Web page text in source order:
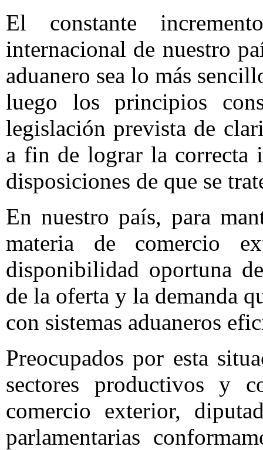
El constante
internacional de nuestro
aduanero sea lo más
luego los principios
legislación prevista de
a fin de lograr la correcta
disposiciones de que se
En nuestro país, para
materia de comercio
disponibilidad oportuna
de la oferta y la demanda
con sistemas aduaneros
Preocupados por esta
sectores productivos y
comercio exterior,
parlamentarias